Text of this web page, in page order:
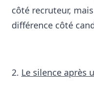
côté recruteur,
différence côté
2. Le silence après